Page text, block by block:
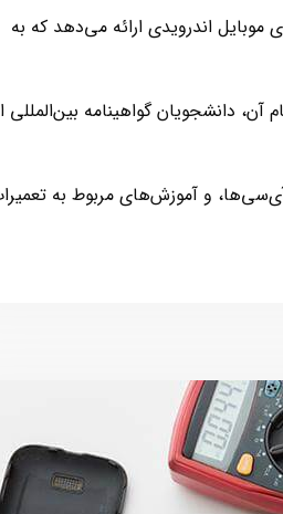
موبایل اندرویدی ارائه می‌دهد که به
دانشجویان گواهینامه بین‌المللی
و آموزش‌های مربوط به